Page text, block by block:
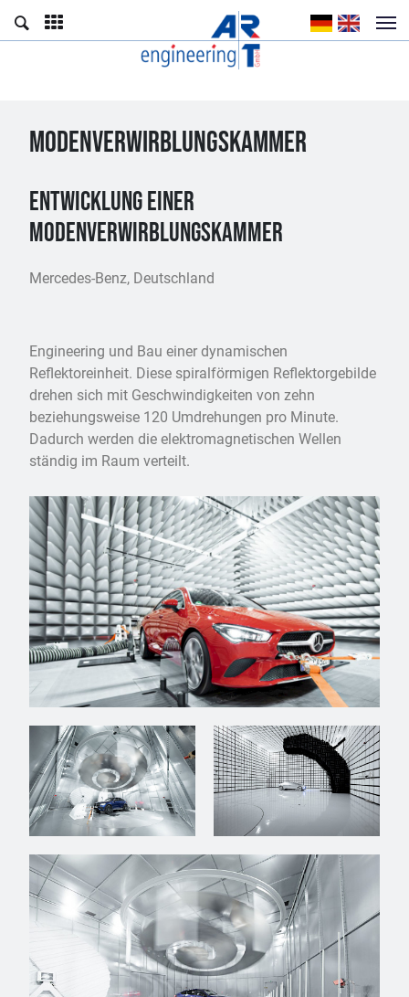
MODENVERWIRBLUNGSKAMMER
Entwicklung einer
Modenverwirblungskammer
Mercedes-Benz, Deutschland
Engineering und Bau einer dynamischen
Reflektoreinheit. Diese spiralförmigen Reflektorgebilde
drehen sich mit Geschwindigkeiten von zehn
beziehungsweise 120 Umdrehungen pro Minute.
Dadurch werden die elektromagnetischen Wellen
ständig im Raum verteilt.